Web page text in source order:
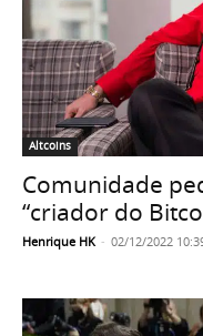
Altcoins
Comunidade
“criador do
Henrique HK - 02/12/2022